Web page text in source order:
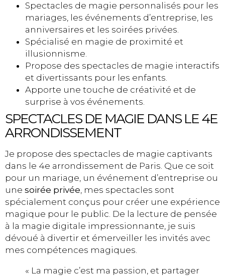
Spectacles de magie personnalisés pour les
mariages, les événements d’entreprise, les
anniversaires et les soirées privées.
Spécialisé en magie de proximité et
illusionnisme.
Propose des spectacles de magie interactifs
et divertissants pour les enfants.
Apporte une touche de créativité et de
surprise à vos événements.
SPECTACLES DE MAGIE DANS LE 4E
ARRONDISSEMENT
Je propose des spectacles de magie captivants
dans le 4e arrondissement de Paris. Que ce soit
pour un mariage, un événement d’entreprise ou
une soirée privée, mes spectacles sont
spécialement conçus pour créer une expérience
magique pour le public. De la lecture de pensée
à la magie digitale impressionnante, je suis
dévoué à divertir et émerveiller les invités avec
mes compétences magiques.
« La magie c’est ma passion, et partager